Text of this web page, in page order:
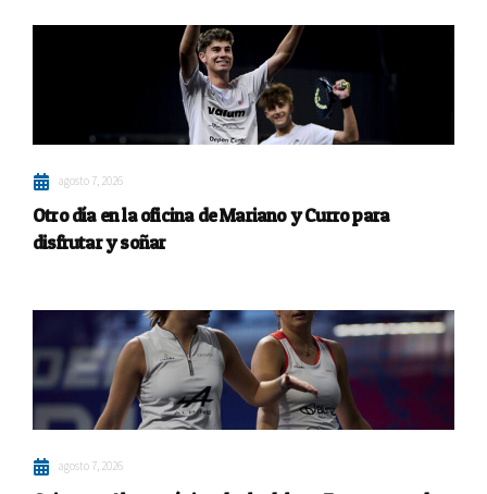
agosto 7, 2026
Otro día en la oficina de Mariano y Curro para
disfrutar y soñar
agosto 7, 2026